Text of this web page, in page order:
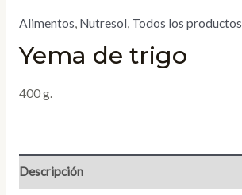
Alimentos, Nutresol, Todos los productos
Yema de trigo
400 g.
Descripción